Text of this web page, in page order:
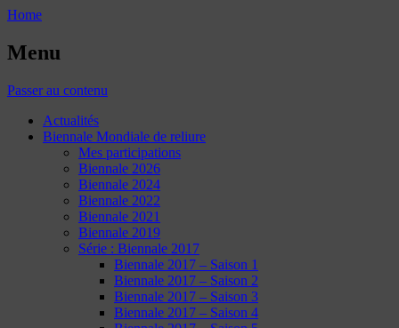
Home
Menu
Passer au contenu
Actualités
Biennale Mondiale de reliure
Mes participations
Biennale 2026
Biennale 2024
Biennale 2022
Biennale 2021
Biennale 2019
Série : Biennale 2017
Biennale 2017 – Saison 1
Biennale 2017 – Saison 2
Biennale 2017 – Saison 3
Biennale 2017 – Saison 4